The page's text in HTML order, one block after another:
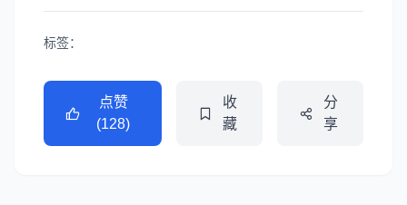
标签：
点赞
(128)
收
藏
分
享